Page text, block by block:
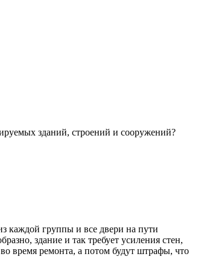
зданий, строений и сооружений?
каждой группы и все двери на пути
здание и так требует усиления стен,
время ремонта, а потом будут штрафы, что